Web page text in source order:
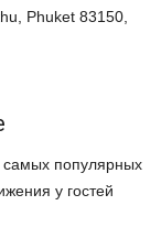
Phuket 83150,
самых популярных
у гостей